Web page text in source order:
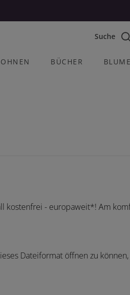
BÜCHER
kostenfrei - europaweit*! Am
Dateiformat öffnen zu